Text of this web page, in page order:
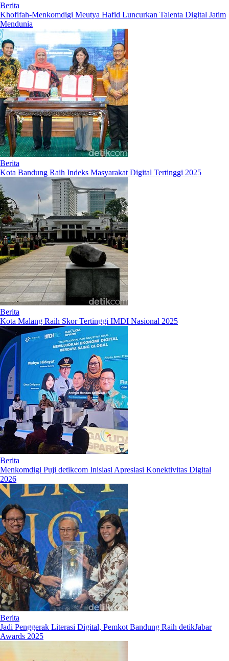
Berita
Khofifah-Menkomdigi Meutya Hafid Luncurkan Talenta Digital Jatim
Mendunia
Berita
Kota Bandung Raih Indeks Masyarakat Digital Tertinggi 2025
Berita
Kota Malang Raih Skor Tertinggi IMDI Nasional 2025
Berita
Menkomdigi Puji detikcom Inisiasi Apresiasi Konektivitas Digital
2026
Berita
Jadi Penggerak Literasi Digital, Pemkot Bandung Raih detikJabar
Awards 2025